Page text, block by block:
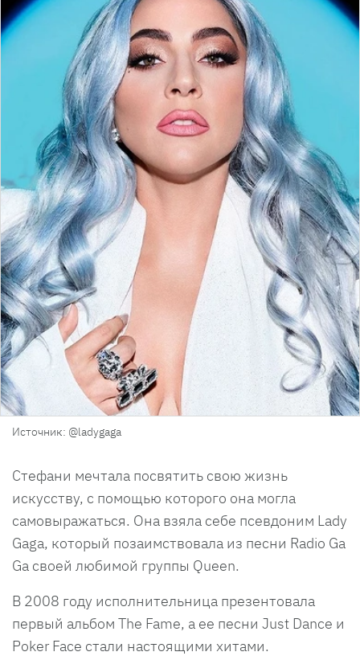
Источник: @ladygaga
Стефани мечтала посвятить свою жизнь
искусству, с помощью которого она могла
самовыражаться. Она взяла себе псевдоним Lady
Gaga, который позаимствовала из песни Radio Ga
Ga своей любимой группы Queen.
В 2008 году исполнительница презентовала
первый альбом The Fame, а ее песни Just Dance и
Poker Face стали настоящими хитами.